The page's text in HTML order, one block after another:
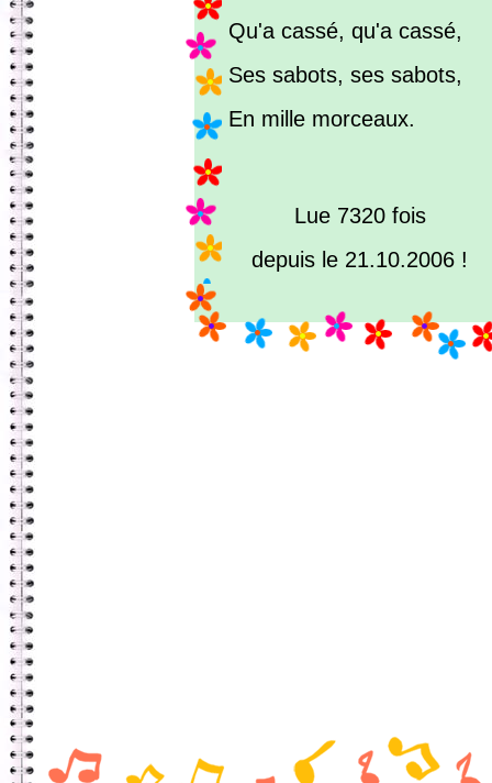
Qu'a cassé, qu'a cassé,
Ses sabots, ses sabots,
En mille morceaux.
Lue 7320 fois
depuis le 21.10.2006 !